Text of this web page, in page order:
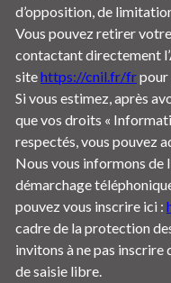
d’opposition, de
Vous pouvez retirer
contactant directement
sitehttps://cnil.fr/frpour
Si vous estimez, après
que vos droits «
respectés, vous pouvez
Nous vous informons de
démarchage
pouvez vous inscrire ici :
cadre de la protection
invitons à ne pas inscrire
de saisie libre.